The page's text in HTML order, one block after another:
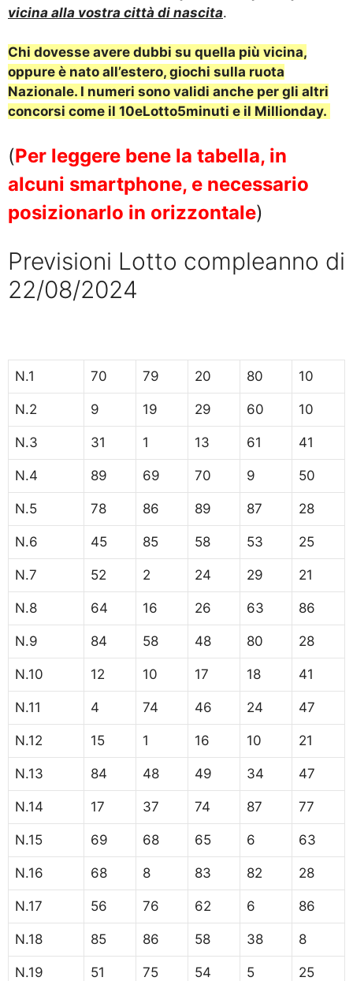
vicina alla vostra città di nascita.
Chi dovesse avere dubbi su quella più vicina,
oppure è nato all’estero, giochi sulla ruota
Nazionale. I numeri sono validi anche per gli altri
concorsi come il 10eLotto5minuti e il Millionday.
(Per leggere bene la tabella, in
alcuni smartphone, e necessario
posizionarlo in orizzontale)
Previsioni Lotto compleanno di
22/08/2024
N.1 70 79 20 80 10
N.2 9 19 29 60 10
N.3 31 1 13 61 41
N.4 89 69 70 9 50
N.5 78 86 89 87 28
N.6 45 85 58 53 25
N.7 52 2 24 29 21
N.8 64 16 26 63 86
N.9 84 58 48 80 28
N.10 12 10 17 18 41
N.11 4 74 46 24 47
N.12 15 1 16 10 21
N.13 84 48 49 34 47
N.14 17 37 74 87 77
N.15 69 68 65 6 63
N.16 68 8 83 82 28
N.17 56 76 62 6 86
N.18 85 86 58 38 8
N.19 51 75 54 5 25